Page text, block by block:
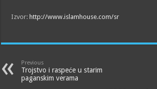
Izvor: http://www.islamhouse.com/sr
Previous
Trojstvo i raspeće u starim
paganskim verama